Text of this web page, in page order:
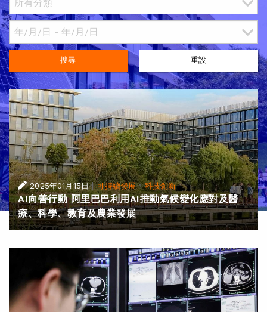
搜尋 重設
2025年01月15日 |可持續發展·科技創新
AI向善行動 阿里巴巴利用AI推動氣候變化應對及醫
療、科學、教育及農業發展